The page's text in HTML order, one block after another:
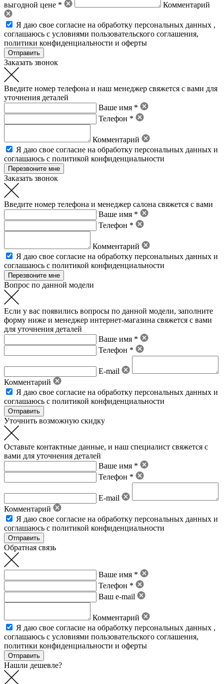
выгодной цене * Комментарий
Я даю свое согласие на обработку персональных данных ,
соглашаюсь с условиями пользовательского соглашения,
политики конфиденциальности и оферты
Заказать звонок
Введите номер телефона и наш менеджер свяжется с вами для
уточнения деталей
Ваше имя *
Телефон *
Комментарий
Я даю свое согласие на обработку персональных данных и
соглашаюсь с политикой конфиденциальности
Заказать звонок
Введите номер телефона и менеджер салона свяжется с вами
Ваше имя *
Телефон *
Комментарий
Я даю свое согласие на обработку персональных данных и
соглашаюсь с политикой конфиденциальности
Вопрос по данной модели
Если у вас появились вопросы по данной модели, заполните
форму ниже и менеджер интернет-магазина свяжется с вами
для уточнения деталей
Ваше имя *
Телефон *
E-mail
Комментарий
Я даю свое согласие на обработку персональных данных и
соглашаюсь с политикой конфиденциальности
Уточнить возможную скидку
Оставьте контактные данные, и наш специалист свяжется с
вами для уточнения деталей
Ваше имя *
Телефон *
E-mail
Комментарий
Я даю свое согласие на обработку персональных данных и
соглашаюсь с политикой конфиденциальности
Обратная связь
Ваше имя *
Телефон *
Ваш e-mail
Комментарий
Я даю свое согласие на обработку персональных данных ,
соглашаюсь с условиями пользовательского соглашения,
политики конфиденциальности и оферты
Нашли дешевле?